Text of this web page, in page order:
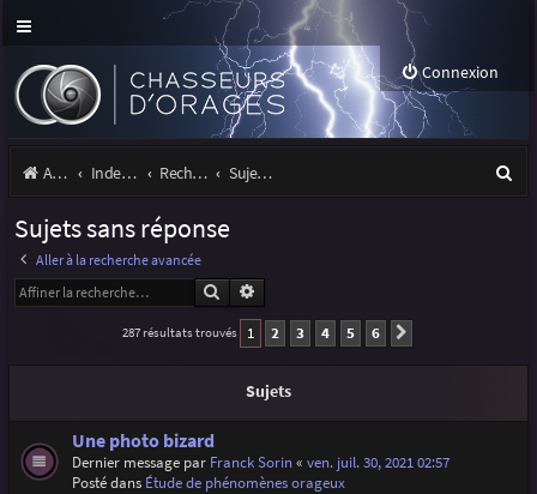
Connexion
Accueil Index du forum Rechercher Sujets sans réponse
h
Sujets sans réponse
Aller à la recherche avancée
Rechercher
287 résultats trouvés 1 2 3 4 5 6
Sujets
Une photo bizard
Dernier message par Franck Sorin« ven. juil. 30, 2021 02:57
Posté dans Étude de phénomènes orageux